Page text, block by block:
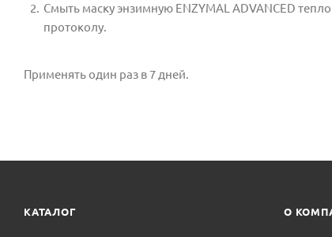
Смыть маску энзимную ENZYMAL ADVANCED
протоколу.
Применять один раз в 7 дней.
КАТАЛОГ О